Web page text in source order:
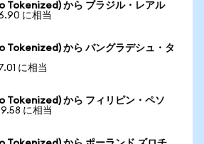
Tokenized) から ブラジル・レアル
に相当
Tokenized) から バングラデシュ・タ
に相当
Tokenized) から フィリピン・ペソ
に相当